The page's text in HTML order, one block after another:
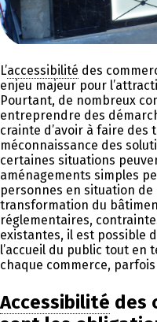
L’accessibilité des
enjeu majeur pour
Pourtant, de nombreux
entreprendre des
crainte d’avoir à faire des
méconnaissance des
certaines situations
aménagements simples
personnes en situation
transformation du
réglementaires,
existantes, il est possible
l’accueil du public tout en
chaque commerce,
Accessibilité des